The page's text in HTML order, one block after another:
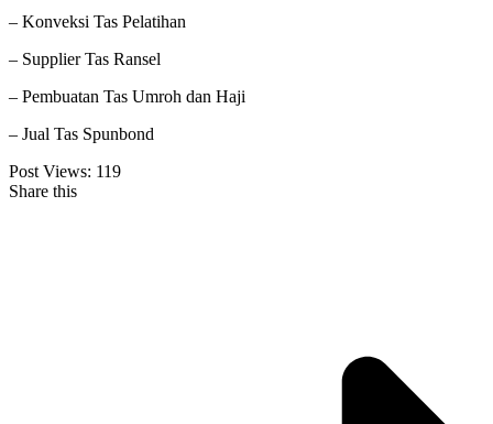
– Konveksi Tas Pelatihan
– Supplier Tas Ransel
– Pembuatan Tas Umroh dan Haji
– Jual Tas Spunbond
Post Views: 119
Share this